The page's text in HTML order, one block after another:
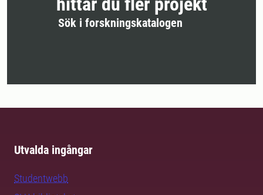
Sök i forskningskatalogen
Utvalda ingångar
Studentwebb